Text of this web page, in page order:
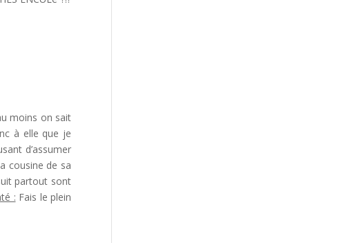
moins on sait
à elle que je
d’assumer
cousine de sa
partout sont
: Fais le plein